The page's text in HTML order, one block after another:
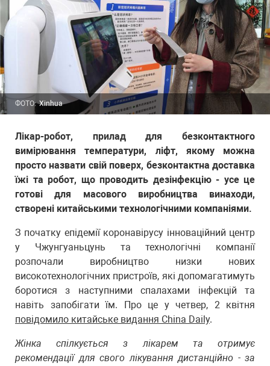
ФОТО: Xinhua
Лікар-робот, прилад для безконтактного
вимірювання температури, ліфт, якому можна
просто назвати свій поверх, безконтактна доставка
їжі та робот, що проводить дезінфекцію - усе це
готові для масового виробництва винаходи,
створені китайськими технологічними компаніями.
З початку епідемії коронавірусу інноваційний центр
у Чжунгуаньцунь та технологічні компанії
розпочали виробництво низки нових
високотехнологічних пристроїв, які допомагатимуть
боротися з наступними спалахами інфекцій та
навіть запобігати їм. Про це у четвер, 2 квітня
повідомило китайське видання Сhina Daily.
Жінка спілкується з лікарем та отримує
рекомендації для свого лікування дистанційно - за